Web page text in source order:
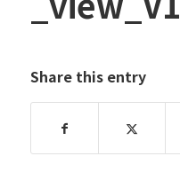
Share this entry